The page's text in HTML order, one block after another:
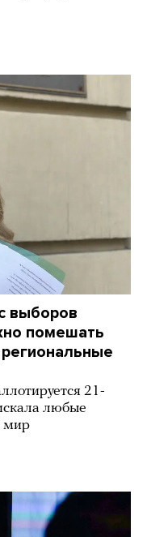
выборов
помешать
21-
любые
мир